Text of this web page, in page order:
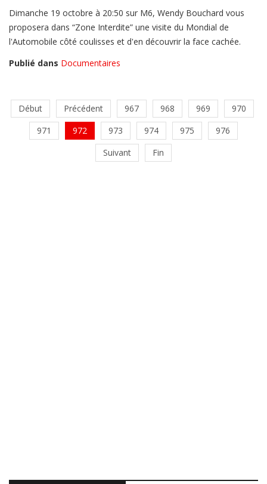
Dimanche 19 octobre à 20:50 sur M6, Wendy Bouchard vous
proposera dans “Zone Interdite” une visite du Mondial de
l'Automobile côté coulisses et d'en découvrir la face cachée.
Publié dans Documentaires
Début Précédent 967 968 969
970
971
972 973 974 975
976
Suivant
Fin